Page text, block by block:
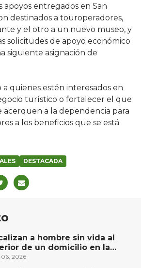
apoyos entregados en San
destinados a touroperadores,
y el otro a un nuevo museo, y
solicitudes de apoyo económico
siguiente asignación de
quienes estén interesados en
turístico o fortalecer el que
acerquen a la dependencia para
a los beneficios que se está
DESTACADA
a hombre sin vida al
de un domicilio en la
El Rodeo, San Juan del
2026